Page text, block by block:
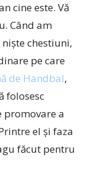
cine este. Vă
Când am
chestiuni,
pe care
de Handbal,
folosesc
promovare a
el și faza
făcut pentru